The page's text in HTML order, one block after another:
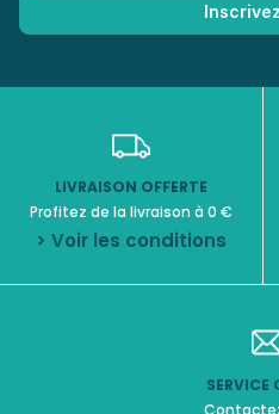
LIVRAISON OFFERTE
Profitez de la livraison à 0 €
> Voir les conditions
SERVICE